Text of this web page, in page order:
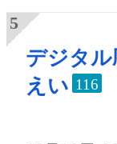
デジタ
えい 116